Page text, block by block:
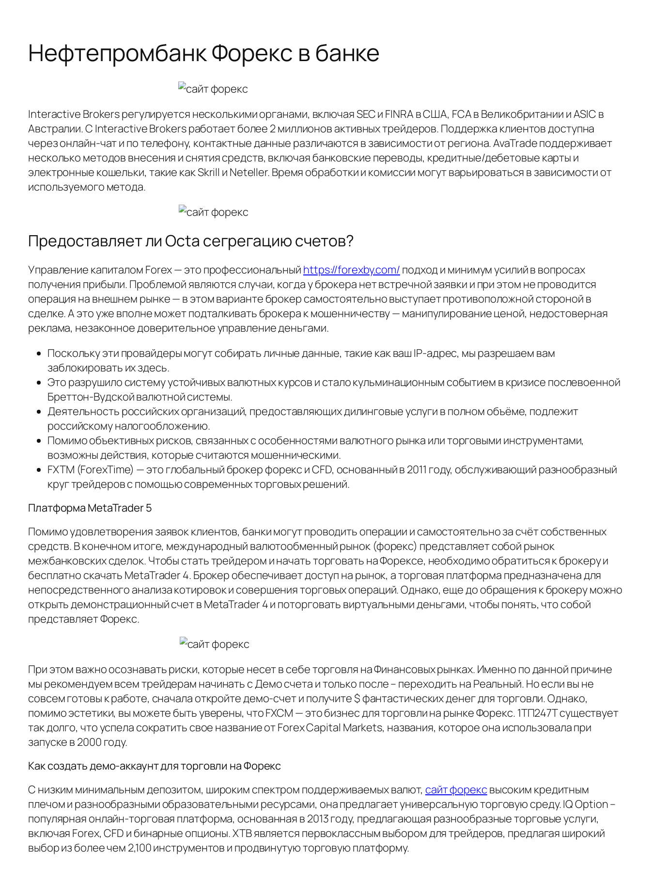
Нефтепромбанк Форекс в банке
Interactive Brokers регулируется несколькими органами, включая SEC и FINRA в США, FCA в Великобритании и ASIC в
Австралии. С Interactive Brokers работает более 2 миллионов активных трейдеров. Поддержка клиентов доступна
через онлайн-чат и по телефону, контактные данные различаются в зависимости от региона. AvaTrade поддерживает
несколько методов внесения и снятия средств, включая банковские переводы, кредитные/дебетовые карты и
электронные кошельки, такие как Skrill и Neteller. Время обработки и комиссии могут варьироваться в зависимости от
используемого метода.
Предоставляет ли Octa сегрегацию счетов?
Управление капиталом Forex — это профессиональный https://forexby.com/ подход и минимум усилий в вопросах
получения прибыли. Проблемой являются случаи, когда у брокера нет встречной заявки и при этом не проводится
операция на внешнем рынке — в этом варианте брокер самостоятельно выступает противоположной стороной в
сделке. А это уже вполне может подталкивать брокера к мошенничеству — манипулирование ценой, недостоверная
реклама, незаконное доверительное управление деньгами.
Поскольку эти провайдеры могут собирать личные данные, такие как ваш IP-адрес, мы разрешаем вам
заблокировать их здесь.
Это разрушило систему устойчивых валютных курсов и стало кульминационным событием в кризисе послевоенной
Бреттон-Вудской валютной системы.
Деятельность российских организаций, предоставляющих дилинговые услуги в полном объёме, подлежит
российскому налогообложению.
Помимо объективных рисков, связанных с особенностями валютного рынка или торговыми инструментами,
возможны действия, которые считаются мошенническими.
FXTM (ForexTime) — это глобальный брокер форекс и CFD, основанный в 2011 году, обслуживающий разнообразный
круг трейдеров с помощью современных торговых решений.
Платформа MetaTrader 5
Помимо удовлетворения заявок клиентов, банки могут проводить операции и самостоятельно за счёт собственных
средств. В конечном итоге, международный валютообменный рынок (форекс) представляет собой рынок
межбанковских сделок. Чтобы стать трейдером и начать торговать на Форексе, необходимо обратиться к брокеру и
бесплатно скачать MetaTrader 4. Брокер обеспечивает доступ на рынок, а торговая платформа предназначена для
непосредственного анализа котировок и совершения торговых операций. Однако, еще до обращения к брокеру можно
открыть демонстрационный счет в MetaTrader 4 и поторговать виртуальными деньгами, чтобы понять, что собой
представляет Форекс.
При этом важно осознавать риски, которые несет в себе торговля на Финансовых рынках. Именно по данной причине
мы рекомендуем всем трейдерам начинать с Демо счета и только после – переходить на Реальный. Но если вы не
совсем готовы к работе, сначала откройте демо-счет и получите $ фантастических денег для торговли. Однако,
помимо эстетики, вы можете быть уверены, что FXCM — это бизнес для торговли на рынке Форекс. 1ТП247Т существует
так долго, что успела сократить свое название от Forex Capital Markets, названия, которое она использовала при
запуске в 2000 году.
Как создать демо-аккаунт для торговли на Форекс
С низким минимальным депозитом, широким спектром поддерживаемых валют, сайт форекс высоким кредитным
плечом и разнообразными образовательными ресурсами, она предлагает универсальную торговую среду. IQ Option –
популярная онлайн-торговая платформа, основанная в 2013 году, предлагающая разнообразные торговые услуги,
включая Forex, CFD и бинарные опционы. XTB является первоклассным выбором для трейдеров, предлагая широкий
выбор из более чем 2,100 инструментов и продвинутую торговую платформу.